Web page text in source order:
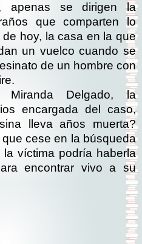
apenas se dirigen la
que comparten lo
hoy, la casa en la que
un vuelco cuando se
de un hombre con
Miranda Delgado, la
encargada del caso,
lleva años muerta?
cese en la búsqueda
víctima podría haberla
encontrar vivo a su